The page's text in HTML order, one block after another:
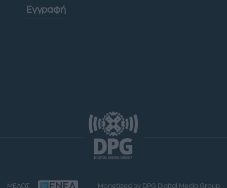
Εγγραφή
ΜΕΛΟΣ Monetized by DPG Digital Media Group